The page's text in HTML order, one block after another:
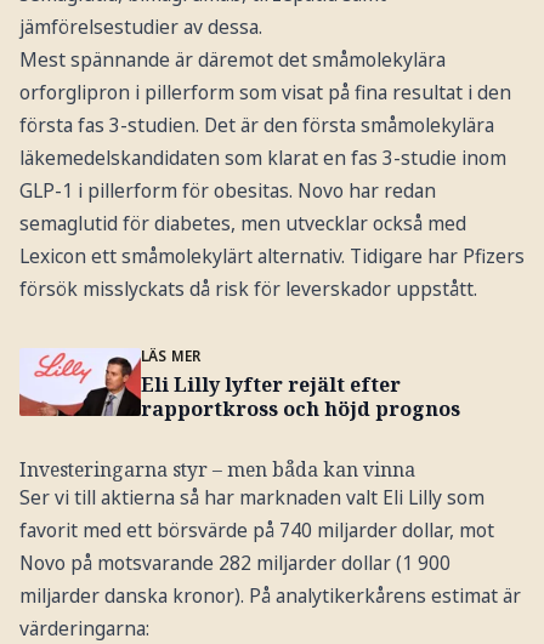
jämförelsestudier av dessa.
Mest spännande är däremot det småmolekylära
orforglipron i pillerform som visat på fina resultat i den
första fas 3-studien. Det är den första småmolekylära
läkemedelskandidaten som klarat en fas 3-studie inom
GLP-1 i pillerform för obesitas. Novo har redan
semaglutid för diabetes, men utvecklar också med
Lexicon ett småmolekylärt alternativ. Tidigare har Pfizers
försök misslyckats då risk för leverskador uppstått.
LÄS MER
Eli Lilly lyfter rejält efter
rapportkross och höjd prognos
Investeringarna styr – men båda kan vinna
Ser vi till aktierna så har marknaden valt Eli Lilly som
favorit med ett börsvärde på 740 miljarder dollar, mot
Novo på motsvarande 282 miljarder dollar (1 900
miljarder danska kronor). På analytikerkårens estimat är
värderingarna: